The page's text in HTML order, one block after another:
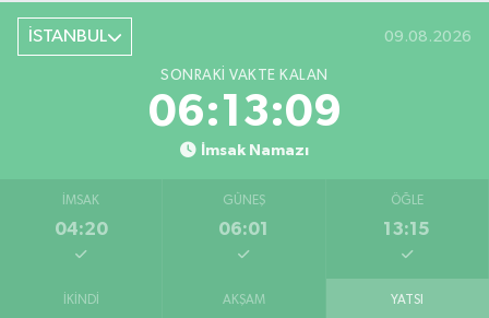
İSTANBUL 09.08.2026
SONRAKI VAKTE KALAN
06:13:08
İmsak Namazı
İMSAK
04:20
GÜNEŞ
06:01
ÖĞLE
13:15
İKINDI AKŞAM YATSI